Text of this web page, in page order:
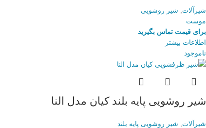
شیرآلات
شیر روشویی
موست
برای قیمت تماس بگیرید
اطلاعات بیشتر
ناموجود
شیر روشویی پایه بلند کیان مدل النا
شیرآلات
شیر روشویی پایه بلند